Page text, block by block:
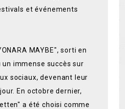
et événements
MAYBE", sorti en
immense succès sur
sociaux, devenant leur
En octobre dernier,
a été choisi comme